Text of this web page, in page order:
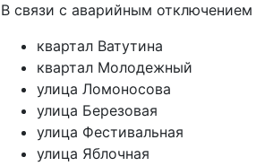
В связи с аварийным
квартал Ватутина
квартал Молодежный
улица Ломоносова
улица Березовая
улица Фестивальная
улица Яблочная